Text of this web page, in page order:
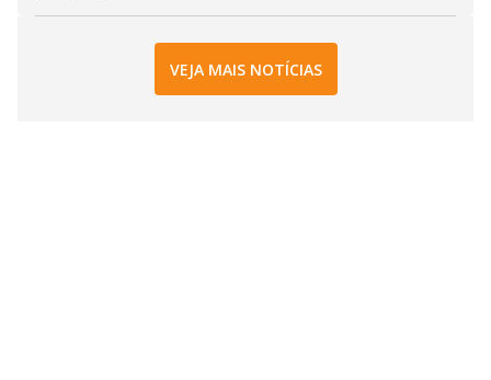
VEJA MAIS NOTÍCIAS